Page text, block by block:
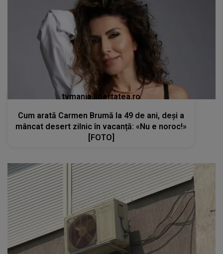
tvmania.libertatea.ro
Cum arată Carmen Brumă la 49 de ani, deși a
mâncat desert zilnic în vacanță: «Nu e noroc!»
[FOTO]